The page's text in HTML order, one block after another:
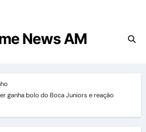
News AM
ganha bolo do Boca Juniors e reação